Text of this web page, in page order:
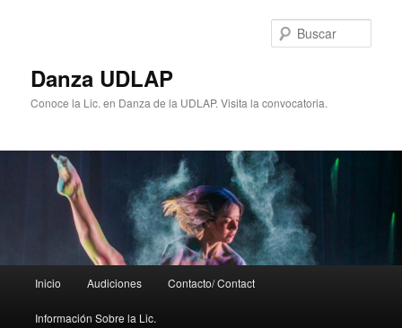
Danza UDLAP
Conoce la Lic. en Danza de la UDLAP. Visita la convocatoria.
Inicio Audiciones Contacto/ Contact
Información Sobre la Lic.